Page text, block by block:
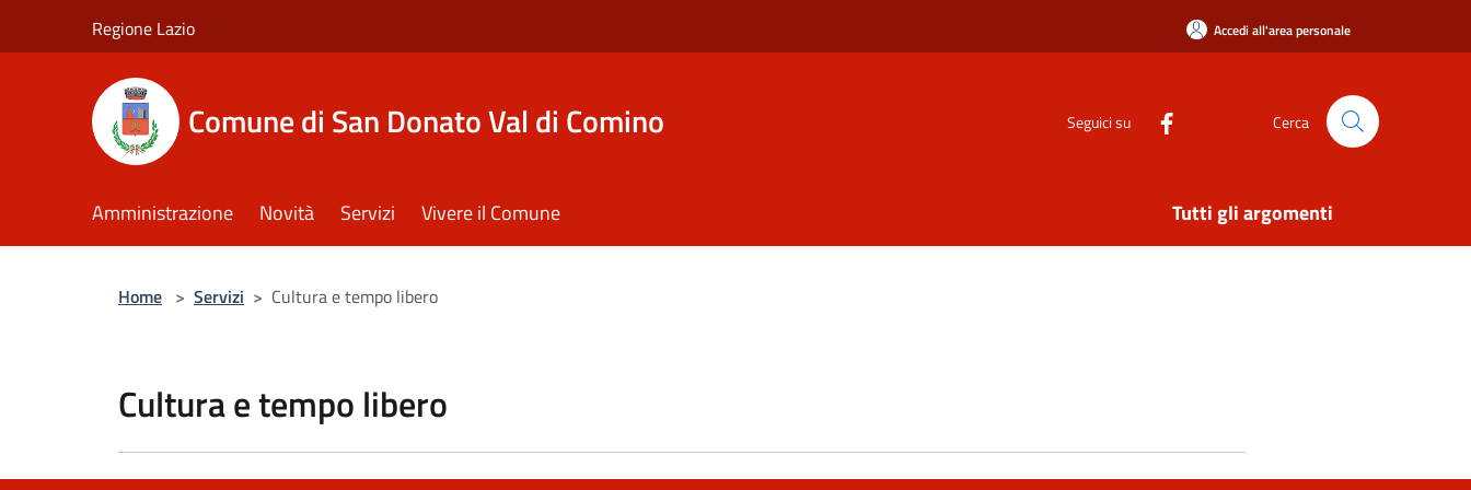
Regione Lazio Accedi all'area personale
Comune di San Donato Val di Comino Seguici su Cerca
Amministrazione Novità Servizi Vivere il Comune Tutti gli argomenti
Home > Servizi > Cultura e tempo libero
Cultura e tempo libero